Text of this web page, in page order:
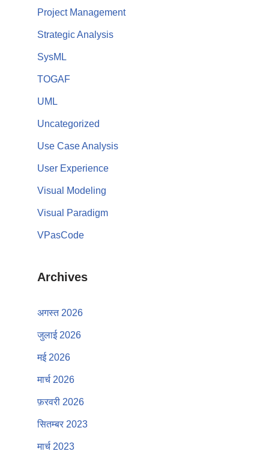
Project Management
Strategic Analysis
SysML
TOGAF
UML
Uncategorized
Use Case Analysis
User Experience
Visual Modeling
Visual Paradigm
VPasCode
Archives
अगस्त 2026
जुलाई 2026
मई 2026
मार्च 2026
फ़रवरी 2026
सितम्बर 2023
मार्च 2023